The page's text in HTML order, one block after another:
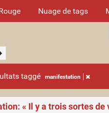
Nuage de tags
taggé manifestation
« Il y a trois sortes de